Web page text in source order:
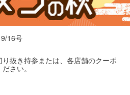
16号
抜き持参または、各店舗のクーポ
さい。